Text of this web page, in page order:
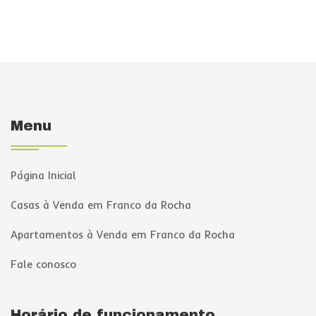
Menu
Página Inicial
Casas à Venda em Franco da Rocha
Apartamentos à Venda em Franco da Rocha
Fale conosco